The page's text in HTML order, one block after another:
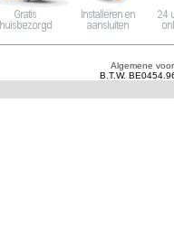
Algemene
B.T.W.